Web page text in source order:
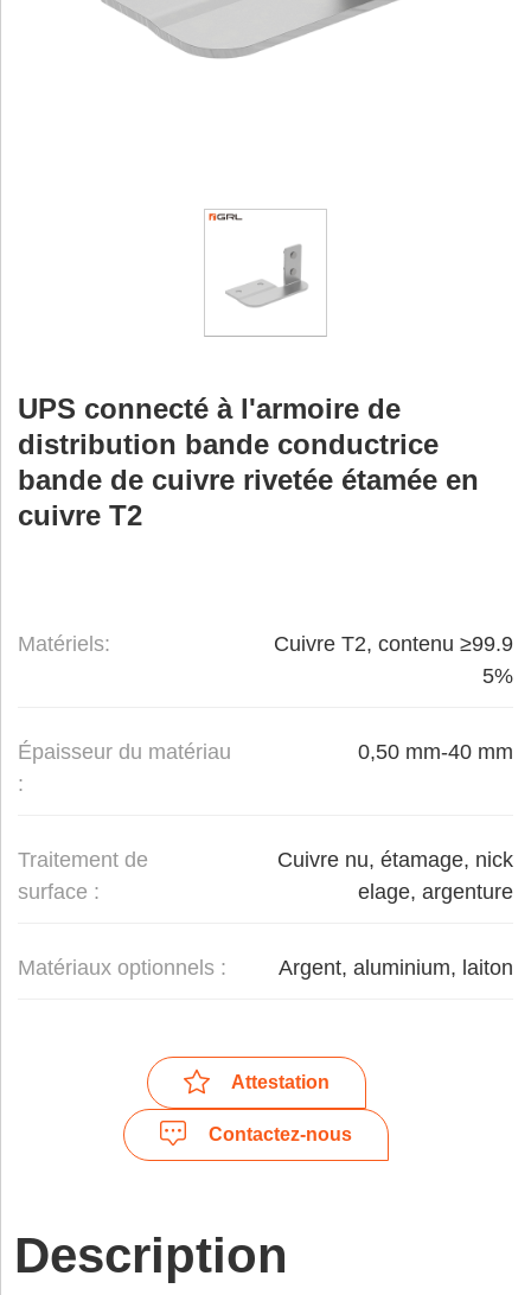
UPS connecté à l'armoire de
distribution bande conductrice
bande de cuivre rivetée étamée en
cuivre T2
Matériels:
Cuivre T2, contenu ≥99.9
5%
Épaisseur du matériau
:
0,50 mm-40 mm
Traitement de
surface :
Cuivre nu, étamage, nick
elage, argenture
Matériaux optionnels : Argent, aluminium, laiton
Attestation
Contactez-nous
Description